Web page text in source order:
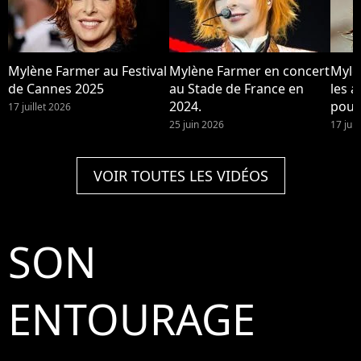
Mylène Farmer au Festival
de Cannes 2025
17 juillet 2026
Mylène Farmer en concert
au Stade de France en
2024.
25 juin 2026
les
17
VOIR TOUTES LES VIDÉOS
SON
ENTOURAGE